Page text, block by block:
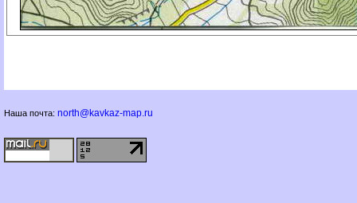
Наша почта: north@kavkaz-map.ru